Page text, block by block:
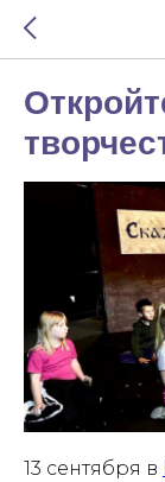
13 сентября в